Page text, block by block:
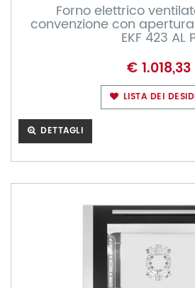
Forno elettrico
convenzione con
EKF 423 AL
€ 1.018,33
LISTA DEI
DETTAGLI